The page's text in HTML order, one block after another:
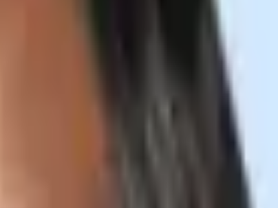
im Talent Acquisition in den Bereichen Gesundheitswesen,
Mikey seine Expertise sowohl im technischen Sourcing als
Mikeys Einblicke Recruitern, die moderne
Beratung, Agenturen und Unternehmensumgebungen.
professionellen Dienstleistungen geliefert.
Sein